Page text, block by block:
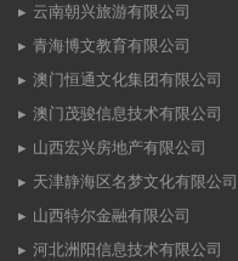
云南朝兴旅游有限公司
青海博文教育有限公司
澳门恒通文化集团有限公司
澳门茂骏信息技术有限公司
山西宏兴房地产有限公司
天津静海区名梦文化有限公司
山西特尔金融有限公司
河北洲阳信息技术有限公司